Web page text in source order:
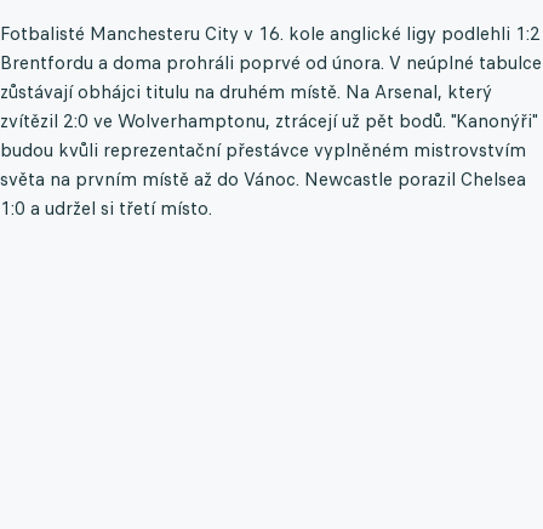
Fotbalisté Manchesteru City v 16. kole anglické ligy podlehli 1:2
Brentfordu a doma prohráli poprvé od února. V neúplné tabulce
zůstávají obhájci titulu na druhém místě. Na Arsenal, který
zvítězil 2:0 ve Wolverhamptonu, ztrácejí už pět bodů. "Kanonýři"
budou kvůli reprezentační přestávce vyplněném mistrovstvím
světa na prvním místě až do Vánoc. Newcastle porazil Chelsea
1:0 a udržel si třetí místo.